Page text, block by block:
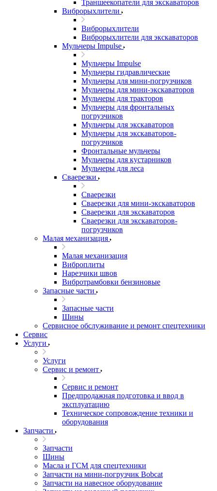
Траншеекопатели для экскаваторов
Виброрыхлители
Виброрыхлители
Виброрыхлители для экскаваторов
Мульчеры Impulse
Мульчеры Impulse
Мульчеры гидравлические
Мульчеры для мини-погрузчиков
Мульчеры для мини-экскаваторов
Мульчеры для тракторов
Мульчеры для фронтальных
погрузчиков
Мульчеры для экскаваторов
Мульчеры для экскаваторов-
погрузчиков
Фронтальные мульчеры
Мульчеры для кустарников
Мульчеры для леса
Сваерезки
Сваерезки
Сваерезки для мини-экскаваторов
Сваерезки для экскаваторов
Сваерезки для экскаваторов-
погрузчиков
Малая механизация
Малая механизация
Виброплиты
Нарезчики швов
Вибротрамбовки бензиновые
Запасные части
Запасные части
Шины
Сервисное обслуживание и ремонт спецтехники
Сервис
Услуги
Услуги
Сервис и ремонт
Сервис и ремонт
Предпродажная подготовка и ввод в
эксплуатацию
Техническое сопровождение техники и
оборудования
Запчасти
Запчасти
Шины
Масла и ГСМ для спецтехники
Запчасти на мини-погрузчик Bobcat
Запчасти на навесное оборудование